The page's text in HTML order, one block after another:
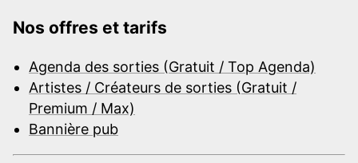
Nos offres et tarifs
Agenda des sorties (Gratuit / Top Agenda)
Artistes / Créateurs de sorties (Gratuit /
Premium / Max)
Bannière pub